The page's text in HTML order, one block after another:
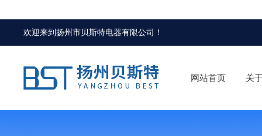
欢迎来到扬州市贝斯特电器有限公司 ！
网站首页 关